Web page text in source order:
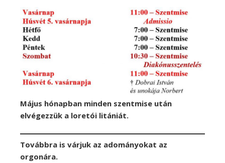
Május hónapban minden szentmise után
elvégezzük a loretói litániát.
Továbbra is várjuk az adományokat az
orgonára.